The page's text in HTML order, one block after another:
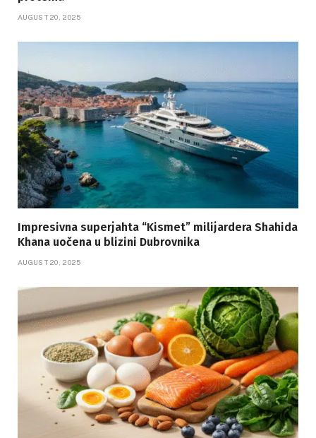
AUGUST 20, 2025
Impresivna superjahta “Kismet” milijardera Shahida
Khana uočena u blizini Dubrovnika
AUGUST 20, 2025